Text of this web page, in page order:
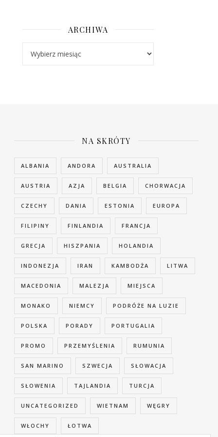
ARCHIWA
NA SKRÓTY
ALBANIA ANDORA AUSTRALIA
AUSTRIA AZJA BELGIA CHORWACJA
CZECHY DANIA ESTONIA EUROPA
FILIPINY FINLANDIA FRANCJA
GRECJA HISZPANIA HOLANDIA
INDONEZJA IRAN KAMBODŻA LITWA
MACEDONIA MALEZJA MIEJSCA
MONAKO NIEMCY PODRÓŻE NA LUZIE
POLSKA PORADY PORTUGALIA
PROMO PRZEMYŚLENIA RUMUNIA
SAN MARINO SZWECJA SŁOWACJA
SŁOWENIA TAJLANDIA TURCJA
UNCATEGORIZED WIETNAM WĘGRY
WŁOCHY ŁOTWA